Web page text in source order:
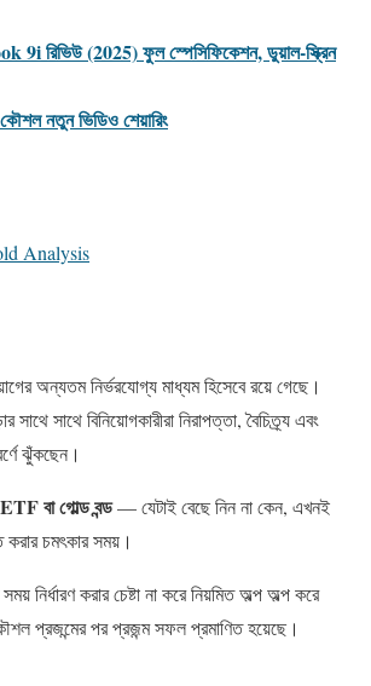
রিভিউ (2025) ফুল স্পেসিফিকেশন, ডুয়াল-স্ক্রিন
নতুন ভিডিও শেয়ারিং
Analysis
অন্যতম নির্ভরযোগ্য মাধ্যম হিসেবে রয়ে গেছে।
সাথে সাথে বিনিয়োগকারীরা নিরাপত্তা, বৈচিত্র্য এবং
ঝুঁকছেন।
বা গোল্ড বন্ড— যেটাই বেছে নিন না কেন, এখনই
চমৎকার সময়।
সময় নির্ধারণ করার চেষ্টা না করে নিয়মিত অল্প অল্প করে
প্রজন্মের পর প্রজন্ম সফল প্রমাণিত হয়েছে।